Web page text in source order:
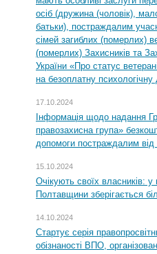
осіб (дружина (чоловік),
батьки), постраждалим
сімей загиблих (померлих)
(померлих) Захисників та
України «Про статус
на безоплатну психологічну
17.10.2024
Інформація щодо надання
правозахисна група»
допомоги постраждалим від
15.10.2024
Очікують своїх власників: у
Полтавщини зберігається
14.10.2024
Стартує серія
обізнаності ВПО,